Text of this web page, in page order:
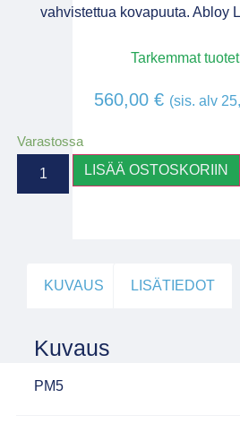
vahvistettua kovapuuta. Abloy
Tarkemmat
560,00 € (sis. alv
Varastossa
LISÄÄ OSTOSKORIIN
KUVAUS LISÄTIEDOT
Kuvaus
PM5